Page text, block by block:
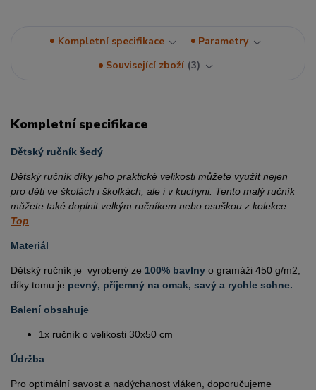
Kompletní specifikace
Parametry
Související zboží 3
Kompletní specifikace
Dětský ručník šedý
Dětský ručník díky jeho praktické velikosti můžete využít nejen
pro děti ve školách i školkách, ale i v kuchyni. Tento malý ručník
můžete také doplnit velkým ručníkem nebo osuškou z kolekce
Top
Materiál
Dětský ručník je vyrobený ze 100% bavlny o gramáži 450 g/m2,
díky tomu je pevný, příjemný na omak, savý a rychle schne.
Balení obsahuje
1x ručník o velikosti 30x50 cm
Údržba
Pro optimální savost a nadýchanost vláken, doporučujeme